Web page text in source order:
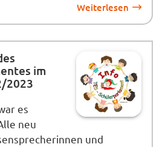
Weiterlesen
im
2023
es
neu
und